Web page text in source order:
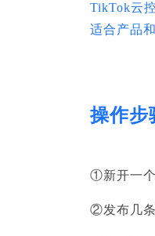
TikTok云
适合产品
操作步
①新开一
②发布几条